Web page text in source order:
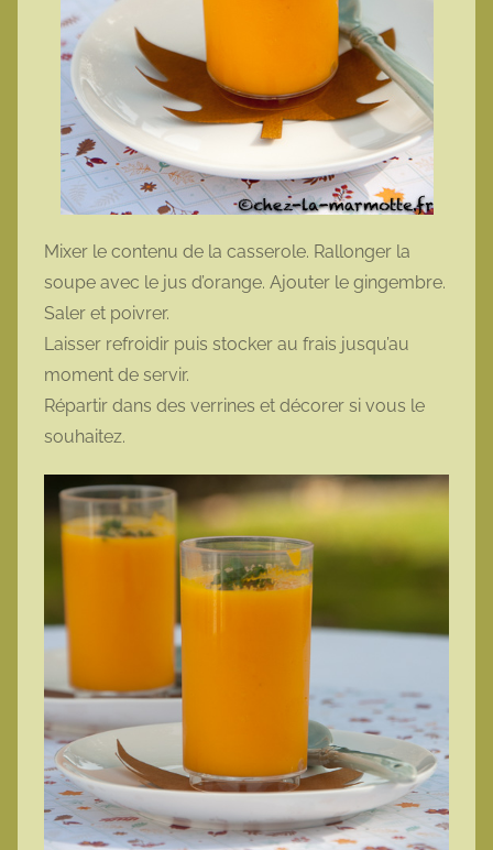
Mixer le contenu de la casserole. Rallonger la
soupe avec le jus d’orange. Ajouter le gingembre.
Saler et poivrer.
Laisser refroidir puis stocker au frais jusqu’au
moment de servir.
Répartir dans des verrines et décorer si vous le
souhaitez.